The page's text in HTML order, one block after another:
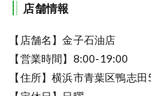
店舗情報
【店舗名】金子石油店
【営業時間】8:00-19:00
【住所】横浜市青葉区鴨志田